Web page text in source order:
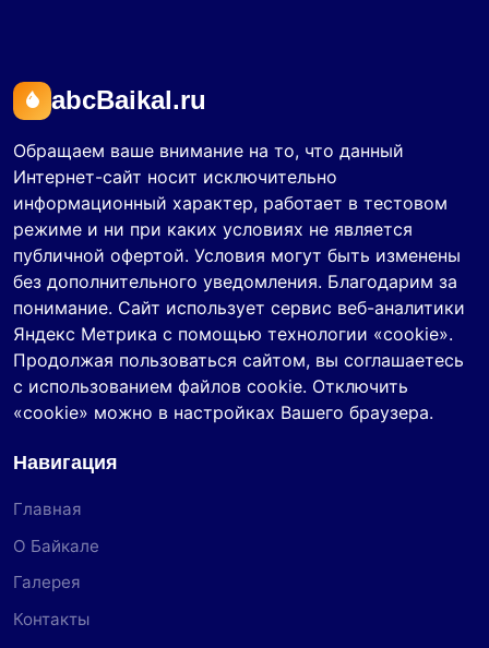
abcBaikal.ru
Обращаем ваше внимание на то, что данный
Интернет-сайт носит исключительно
информационный характер, работает в тестовом
режиме и ни при каких условиях не является
публичной офертой. Условия могут быть изменены
без дополнительного уведомления. Благодарим за
понимание. Сайт использует сервис веб-аналитики
Яндекс Метрика с помощью технологии «cookie».
Продолжая пользоваться сайтом, вы соглашаетесь
с использованием файлов cookie. Отключить
«cookie» можно в настройках Вашего браузера.
Навигация
Главная
О Байкале
Галерея
Контакты